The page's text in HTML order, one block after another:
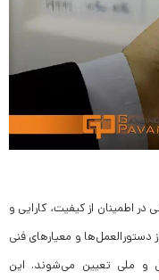
اطمینان از کیفیت، کارایی و
دستورالعمل‌ها و معیارهای فنی
و ملی تعیین می‌شوند. این